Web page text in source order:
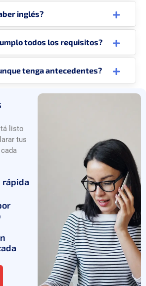
inglés?
todos los requisitos?
tenga antecedentes?
listo
tus
rápida